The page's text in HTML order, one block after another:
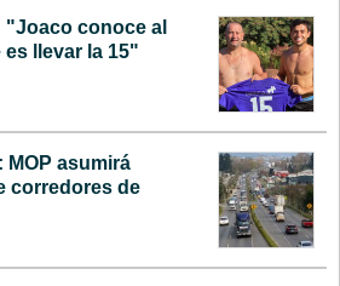
conoce al
llevar la 15"
MOP asumirá
corredores de